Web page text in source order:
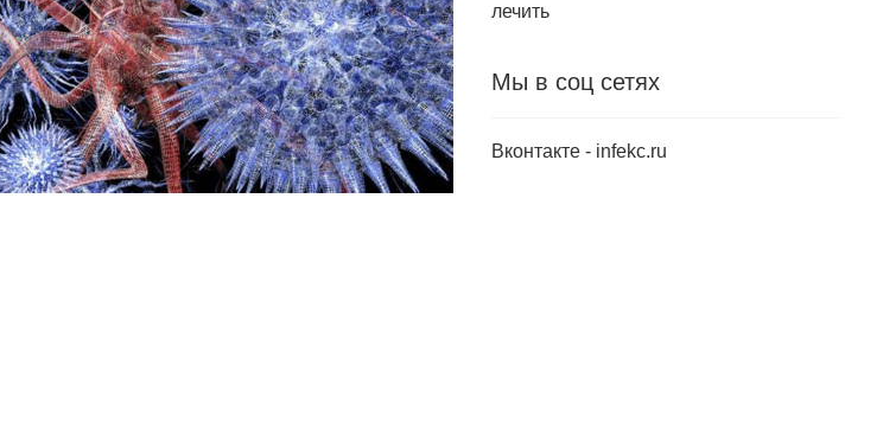
лечить
Мы в соц сетях
Вконтакте - infekc.ru